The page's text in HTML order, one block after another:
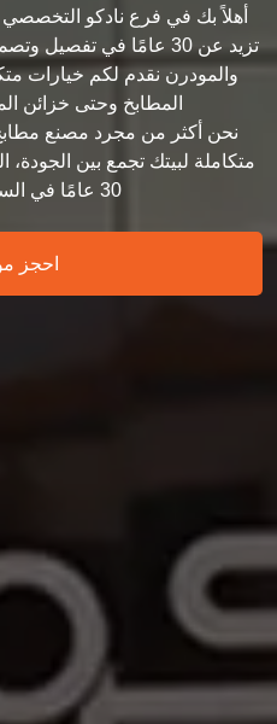
أهلاً بك في فرع نادكو التخصصي
تزيد عن 30 عامًا في
والمودرن نقدم لكم خيارات
المطابخ وحتى خزائن
نحن أكثر من مجرد مصنع
متكاملة لبيتك تجمع بين الجودة،
30 عامًا في السوق السعودي.
احجز